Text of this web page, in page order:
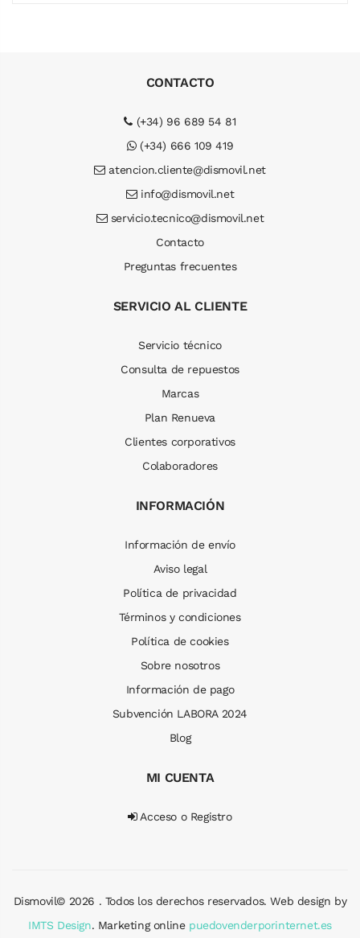
CONTACTO
(+34) 96 689 54 81
(+34) 666 109 419
atencion.cliente@dismovil.net
info@dismovil.net
servicio.tecnico@dismovil.net
Contacto
Preguntas frecuentes
SERVICIO AL CLIENTE
Servicio técnico
Consulta de repuestos
Marcas
Plan Renueva
Clientes corporativos
Colaboradores
INFORMACIÓN
Información de envío
Aviso legal
Política de privacidad
Términos y condiciones
Política de cookies
Sobre nosotros
Información de pago
Subvención LABORA 2024
Blog
MI CUENTA
Acceso o Registro
Dismovil© 2026 . Todos los derechos reservados. Web design by
IMTS Design. Marketing online puedovenderporinternet.es